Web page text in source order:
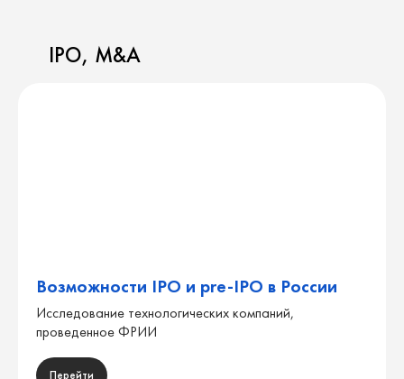
IPO, M&A
Возможности IPO и pre-IPO в России
Исследование технологических компаний,
проведенное ФРИИ
Перейти